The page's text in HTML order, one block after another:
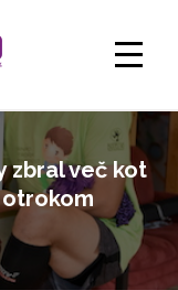
zbral več kot
otrokom